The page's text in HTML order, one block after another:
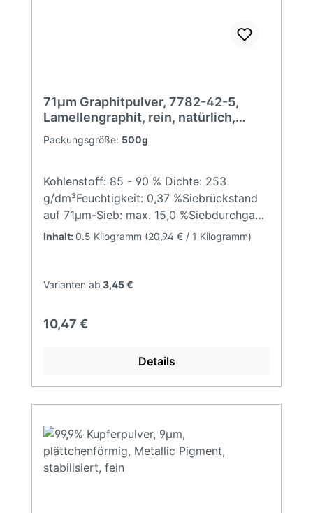
71µm Graphitpulver, 7782-42-5,
Lamellengraphit, rein, natürlich,
anthrazit, feines Pulver
Packungsgröße: 500g
Kohlenstoff: 85 - 90 % Dichte: 253
g/dm³Feuchtigkeit: 0,37 %Siebrückstand
auf 71µm-Sieb: max. 15,0 %Siebdurchgang
71µm-Sieb: min. 85,0 % Typische
Molybdändisulfid) Leifähige Lacke und
Aufladung Metallurgie Flammschutzmittel
Inhalt: 0.5 Kilogramm (20,94 € / 1 Kilogramm)
Varianten ab 3,45 €
Regulärer Preis:
10,47 €
Details